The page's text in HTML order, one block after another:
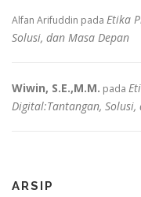
Alfan Arifuddin pada Etika
Solusi, dan Masa Depan
Wiwin, S.E.,M.M. pada
Digital:Tantangan, Solusi,
ARSIP